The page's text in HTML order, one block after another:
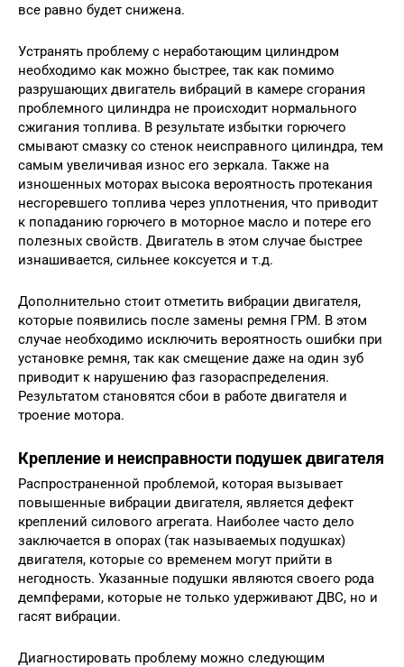
все равно будет снижена.
Устранять проблему с неработающим цилиндром
необходимо как можно быстрее, так как помимо
разрушающих двигатель вибраций в камере сгорания
проблемного цилиндра не происходит нормального
сжигания топлива. В результате избытки горючего
смывают смазку со стенок неисправного цилиндра, тем
самым увеличивая износ его зеркала. Также на
изношенных моторах высока вероятность протекания
несгоревшего топлива через уплотнения, что приводит
к попаданию горючего в моторное масло и потере его
полезных свойств. Двигатель в этом случае быстрее
изнашивается, сильнее коксуется и т.д.
Дополнительно стоит отметить вибрации двигателя,
которые появились после замены ремня ГРМ. В этом
случае необходимо исключить вероятность ошибки при
установке ремня, так как смещение даже на один зуб
приводит к нарушению фаз газораспределения.
Результатом становятся сбои в работе двигателя и
троение мотора.
Крепление и неисправности подушек двигателя
Распространенной проблемой, которая вызывает
повышенные вибрации двигателя, является дефект
креплений силового агрегата. Наиболее часто дело
заключается в опорах (так называемых подушках)
двигателя, которые со временем могут прийти в
негодность. Указанные подушки являются своего рода
демпферами, которые не только удерживают ДВС, но и
гасят вибрации.
Диагностировать проблему можно следующим